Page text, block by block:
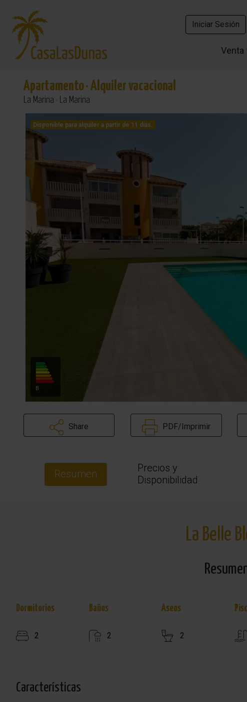
Iniciar Sesión
Venta
Iniciar Sesión
Venta
Apartamento·Alquiler vacacional
La Marina · La Marina
Disponible para alquiler a partir de 11 días.
B
Share PDF/Imprimir
Resumen
Precios y
Disponibilidad
La Belle
Dormitorios
2
Baños
2
Aseos
2
Características